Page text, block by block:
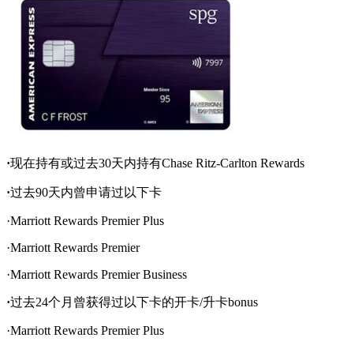
·现在持有或过去30天内持有Chase Ritz-Carlton Rewards
·过去90天内曾申请过以下卡
·Marriott Rewards Premier Plus
·Marriott Rewards Premier
·Marriott Rewards Premier Business
·过去24个月曾获得过以下卡的开卡/升卡bonus
·Marriott Rewards Premier Plus